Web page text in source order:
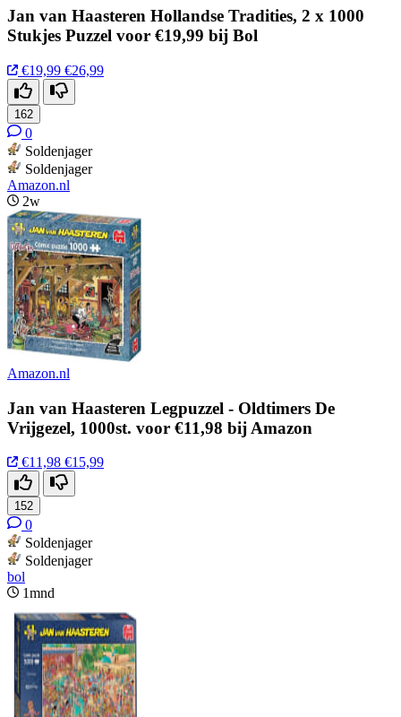
Jan van Haasteren Hollandse Tradities, 2 x 1000
Stukjes Puzzel voor €19,99 bij Bol
€19,99 €26,99
162
0
Soldenjager
Soldenjager
Amazon.nl
2w
Amazon.nl
Jan van Haasteren Legpuzzel - Oldtimers De
Vrijgezel, 1000st. voor €11,98 bij Amazon
€11,98 €15,99
152
0
Soldenjager
Soldenjager
bol
1mnd